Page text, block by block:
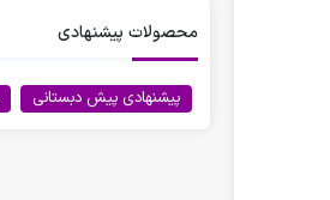
محصولات پیشنهادی
پیشنهادی پیش دبستانی